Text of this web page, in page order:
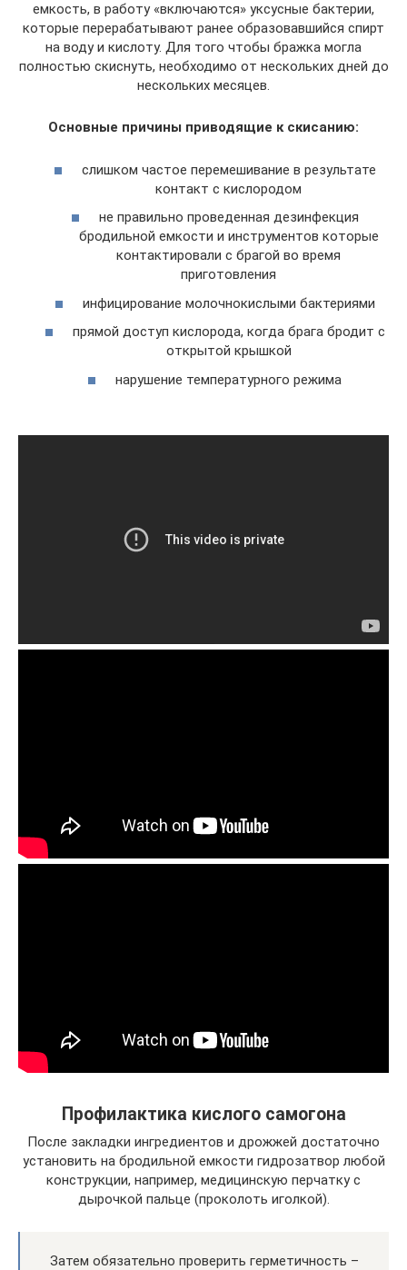
емкость, в работу «включаются» уксусные бактерии,
которые перерабатывают ранее образовавшийся спирт
на воду и кислоту. Для того чтобы бражка могла
полностью скиснуть, необходимо от нескольких дней до
нескольких месяцев.
Основные причины приводящие к скисанию:
слишком частое перемешивание в результате
контакт с кислородом
не правильно проведенная дезинфекция
бродильной емкости и инструментов которые
контактировали с брагой во время
приготовления
инфицирование молочнокислыми бактериями
прямой доступ кислорода, когда брага бродит с
открытой крышкой
нарушение температурного режима
Профилактика кислого самогона
После закладки ингредиентов и дрожжей достаточно
установить на бродильной емкости гидрозатвор любой
конструкции, например, медицинскую перчатку с
дырочкой пальце (проколоть иголкой).
Затем обязательно проверить герметичность –